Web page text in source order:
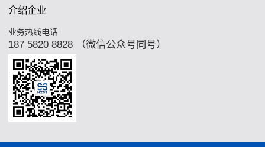
介绍企业
业务热线电话
187 5820 8828 （微信公众号同号）